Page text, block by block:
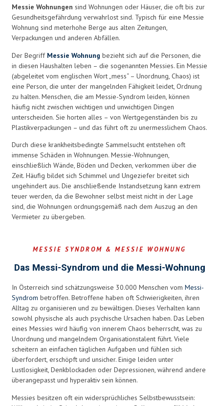
Messie Wohnungen sind Wohnungen oder Häuser, die oft bis zur
Gesundheitsgefährdung verwahrlost sind. Typisch für eine Messie
Wohnung sind meterhohe Berge aus alten Zeitungen,
Verpackungen und anderen Abfällen.
Der Begriff Messie Wohnung bezieht sich auf die Personen, die
in diesen Haushalten leben – die sogenannten Messies. Ein Messie
(abgeleitet vom englischen Wort „mess“ – Unordnung, Chaos) ist
eine Person, die unter der mangelnden Fähigkeit leidet, Ordnung
zu halten. Menschen, die am Messie-Syndrom leiden, können
häufig nicht zwischen wichtigen und unwichtigen Dingen
unterscheiden. Sie horten alles – von Wertgegenständen bis zu
Plastikverpackungen – und das führt oft zu unermesslichem Chaos.
Durch diese krankheitsbedingte Sammelsucht entstehen oft
immense Schäden in Wohnungen. Messie-Wohnungen,
einschließlich Wände, Böden und Decken, verkommen über die
Zeit. Häufig bildet sich Schimmel und Ungeziefer breitet sich
ungehindert aus. Die anschließende Instandsetzung kann extrem
teuer werden, da die Bewohner selbst meist nicht in der Lage
sind, die Wohnungen ordnungsgemäß nach dem Auszug an den
Vermieter zu übergeben.
MESSIE SYNDROM & MESSIE WOHNUNG
Das Messi-Syndrom und die Messi-Wohnung
In Österreich sind schätzungsweise 30.000 Menschen vom Messi-
Syndrom betroffen. Betroffene haben oft Schwierigkeiten, ihren
Alltag zu organisieren und zu bewältigen. Dieses Verhalten kann
sowohl physische als auch psychische Ursachen haben. Das Leben
eines Messies wird häufig von innerem Chaos beherrscht, was zu
Unordnung und mangelndem Organisationstalent führt. Viele
scheitern an einfachen täglichen Aufgaben und fühlen sich
überfordert, erschöpft und unsicher. Einige leiden unter
Lustlosigkeit, Denkblockaden oder Depressionen, während andere
überangepasst und hyperaktiv sein können.
Messies besitzen oft ein widersprüchliches Selbstbewusstsein: